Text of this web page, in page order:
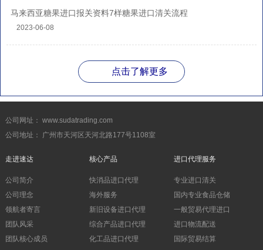
马来西亚糖果进口报关资料7样糖果进口清关流程
2023-06-08
点击了解更多
公司网址： www.sudatrading.com
公司地址： 广州市天河区天河北路177号1108室
走进速达
公司简介
公司理念
领航者寄言
团队风采
团队核心成员
核心产品
快消品进口代理
海外服务
新旧设备进口代理
综合产品进口代理
化工品进口代理
进口代理服务
专业进口清关
国内专业食品仓储
一般贸易代理进口
进口物流配送
国际贸易结算